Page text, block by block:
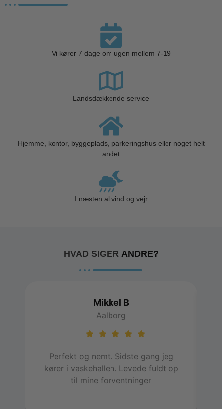
Vi kører 7 dage om ugen mellem 7-19
Landsdækkende service
Hjemme, kontor, byggeplads, parkeringshus eller noget helt
andet
I næsten al vind og vejr
HVAD SIGER ANDRE?
Mikkel B
Aalborg
Perfekt og nemt. Sidste gang jeg
kører i vaskehallen. Levede fuldt op
til mine forventninger